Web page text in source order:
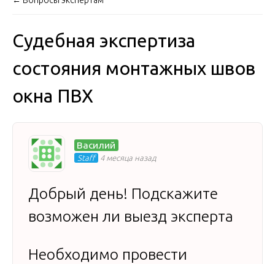
Судебная экспертиза
состояния монтажных швов
окна ПВХ
Василий
Staff 4 месяца назад
Добрый день! Подскажите
возможен ли выезд эксперта
Необходимо провести